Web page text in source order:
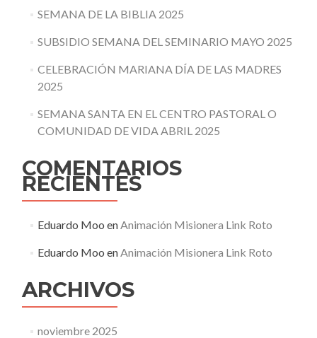
SEMANA DE LA BIBLIA 2025
SUBSIDIO SEMANA DEL SEMINARIO MAYO 2025
CELEBRACIÓN MARIANA DÍA DE LAS MADRES
2025
SEMANA SANTA EN EL CENTRO PASTORAL O
COMUNIDAD DE VIDA ABRIL 2025
COMENTARIOS
RECIENTES
Eduardo Moo enAnimación Misionera Link Roto
Eduardo Moo enAnimación Misionera Link Roto
ARCHIVOS
noviembre 2025